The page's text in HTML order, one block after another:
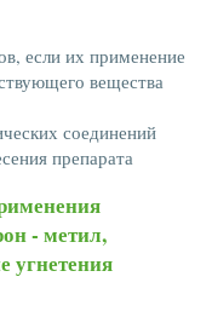
если их применение
вещества
соединений
препарата
- метил,
угнетения